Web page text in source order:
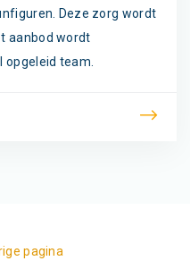
Deze zorg wordt
aanbod wordt
opgeleid team.
pagina